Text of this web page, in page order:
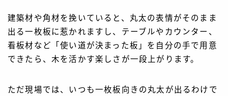
建築材や角材を挽いていると、丸太の表情がそのまま
出る一枚板に惹かれますし、テーブルやカウンター、
看板材など「使い道が決まった板」を自分の手で用意
できたら、木を活かす楽しさが一段上がります。
ただ現場では、いつも一枚板向きの丸太が出るわけで